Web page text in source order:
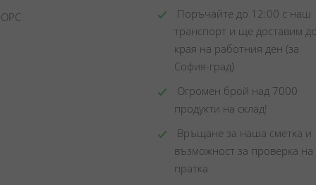
Поръчайте до 12:00 с наш
транспорт и ще доставим
края на работния ден (за
София-град)
Огромен брой над 7000
продукти на склад!
Връщане за наша сметка и
възможност за проверка на
пратка